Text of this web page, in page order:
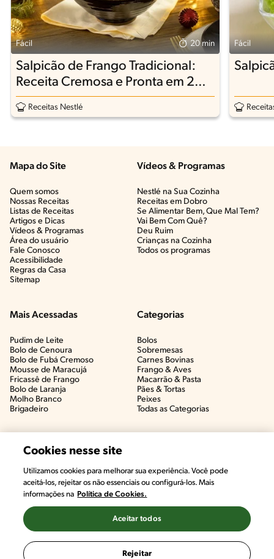
Fácil 20 min
Salpicão de Frango Tradicional:
Receita Cremosa e Pronta em 20
Minutos
Receitas Nestlé
Fácil
Mapa do Site
Quem somos
Nossas Receitas
Listas de Receitas​
Artigos e Dicas​
Vídeos & Programas​
Área do usuário
Fale Conosco
Acessibilidade
Regras da Casa
Sitemap
Vídeos & Programas​
Nestlé na Sua Cozinha
Receitas em Dobro
Se Alimentar Bem, Que Mal Tem?​
Vai Bem Com Quê?​
Deu Ruim​
Crianças na Cozinha​
Todos os programas
Mais Acessadas
Pudim de Leite
Bolo de Cenoura
Bolo de Fubá Cremoso
Mousse de Maracujá
Fricassê de Frango
Bolo de Laranja
Molho Branco
Brigadeiro
Categorias
Bolos
Sobremesas
Carnes Bovinas​
Frango & Aves​
Macarrão & Pasta​
Pães & Tortas​
Peixes
Todas as Categorias
Cookies nesse site
Utilizamos cookies para melhorar sua experiência. Você pode
aceitá-los, rejeitar os não essenciais ou configurá-los. Mais
informações na Política de Cookies.
Rejeitar
Aceitar todos